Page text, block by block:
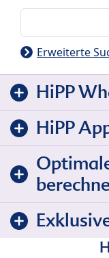
Erweiterte
HiPP
HiPP